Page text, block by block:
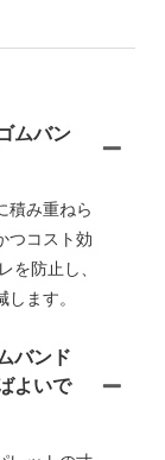
ムバン
積み重ねら
つコスト効
を防止し、
ます。
バンド
よいで